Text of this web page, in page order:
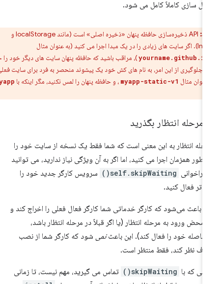
سازی کاملاً کامل می شود.
API ذخیره‌سازی حافظه پنهان «ذخیره اصلی» است (مانند localStorage و
)، مراقب باشید که حافظه پنهان سایت های دیگر خود را حذف
جلوگیری از این امر، به نام های کش خود یک پیشوند منحصر به فرد برای سایت فعلی
عنوان مثالmyapp-static-v1، و حافظه پنهان را لمس نکنید، مگر اینکه باmyapp-
مرحله انتظار بگذرید
انتظار به این معنی است که شما فقط یک نسخه از سایت خود را
طور همزمان اجرا می کنید، اما اگر به آن ویژگی نیاز ندارید، می توانید
فراخوانی self.skipWaiting()
سرویس کارگر جدید خود را
فعال کنید.
باعث می‌شود که کارگر خدماتی شما کارگر فعال فعلی را اخراج کند و
محض ورود به مرحله انتظار (یا اگر قبلاً در مرحله انتظار باشد،
خود را فعال کند). این باعثنمیشود که کارگر شما از نصب
نظر کند، فقط منتظر است.
که با skipWaiting()
تماس می گیرید، مهم نیست، تا زمانی